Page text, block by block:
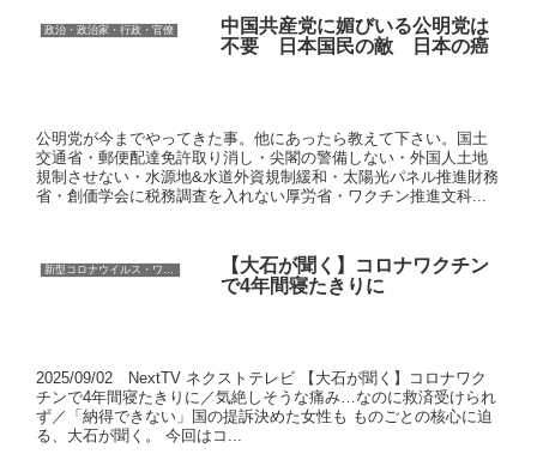
政治・政治家・行政・官僚
中国共産党に媚びいる公明党は
不要 日本国民の敵 日本の癌
公明党が今までやってきた事。他にあったら教えて下さい。国土
交通省・郵便配達免許取り消し・尖閣の警備しない・外国人土地
規制させない・水源地&水道外資規制緩和・太陽光パネル推進財務
省・創価学会に税務調査を入れない厚労省・ワクチン推進文科...
【大石が聞く】コロナワクチン
で4年間寝たきりに
2025/09/02 NextTV ネクストテレビ 【大石が聞く】コロナワク
チンで4年間寝たきりに／気絶しそうな痛み…なのに救済受けられ
ず／「納得できない」国の提訴決めた女性も ものごとの核心に迫
る、大石が聞く。 今回はコ...